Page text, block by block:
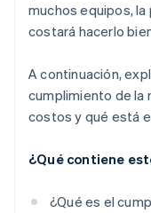
muchos equipos,
costará hacerlo
A continuación,
cumplimiento de la
costos y qué está
¿Qué contiene
¿Qué es el